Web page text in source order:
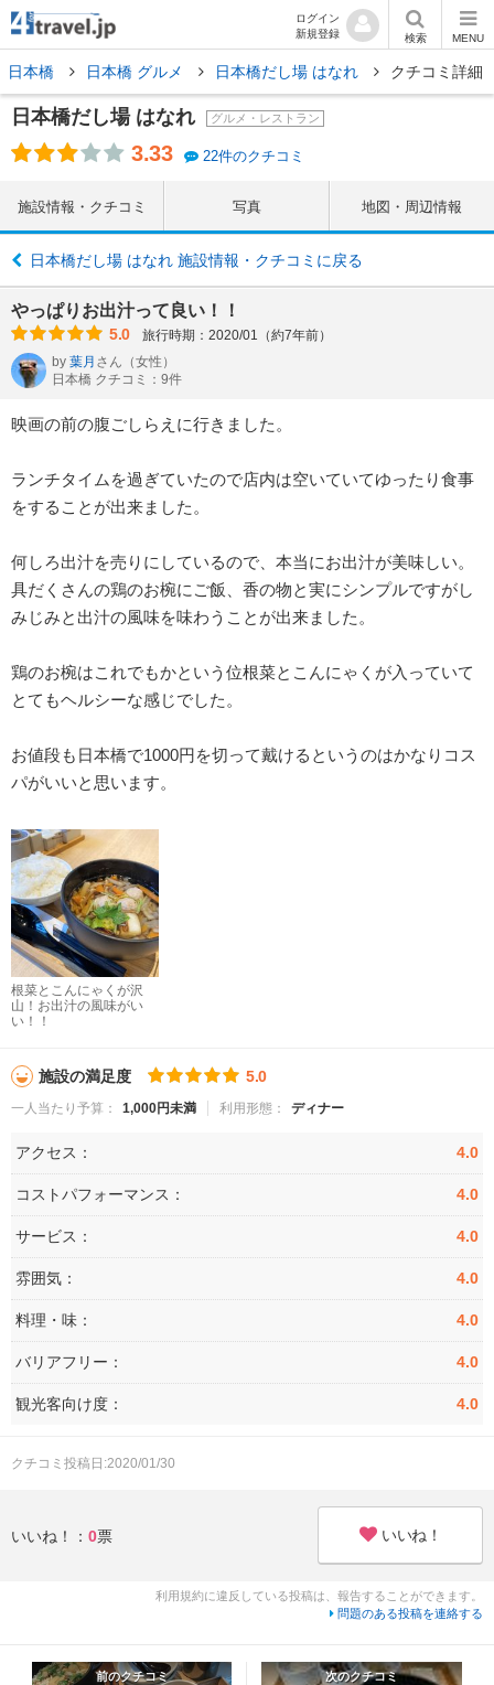
ログイン
新規登録
検索 MENU
日本橋 日本橋 グルメ 日本橋だし場 はなれ クチコミ詳細
日本橋だし場 はなれ グルメ・レストラン
3.33 22件のクチコミ
施設情報・クチコミ 写真 地図・周辺情報
日本橋だし場 はなれ 施設情報・クチコミに戻る
やっぱりお出汁って良い！！
5.0
旅行時期：2020/01（約7年前）
by 葉月 さん （女性）
日本橋 クチコミ：9件
映画の前の腹ごしらえに行きました。
ランチタイムを過ぎていたので店内は空いていてゆったり食事
をすることが出来ました。
何しろ出汁を売りにしているので、本当にお出汁が美味しい。
具だくさんの鶏のお椀にご飯、香の物と実にシンプルですがし
みじみと出汁の風味を味わうことが出来ました。
鶏のお椀はこれでもかという位根菜とこんにゃくが入っていて
とてもヘルシーな感じでした。
お値段も日本橋で1000円を切って戴けるというのはかなりコス
パがいいと思います。
根菜とこんにゃくが沢
山！お出汁の風味がい
い！！
施設の満足度 5.0
一人当たり予算： 1,000円未満 利用形態： ディナー
アクセス： 4.0
コストパフォーマンス： 4.0
サービス： 4.0
雰囲気： 4.0
料理・味： 4.0
バリアフリー： 4.0
観光客向け度： 4.0
クチコミ投稿日:2020/01/30
いいね！： 0票 いいね！
利用規約に違反している投稿は、報告することができます。
問題のある投稿を連絡する
前のクチコミ 次のクチコミ